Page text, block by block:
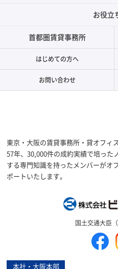
お役立
首都圏賃貸事務所
はじめての方へ
お問い合わせ
東京・大阪の賃貸事務所・貸オフィ
57年、30,000件の成約実績で培った
する専門知識を持ったメンバーがオ
ポートいたします。
国土交通大臣
本社・大阪本部